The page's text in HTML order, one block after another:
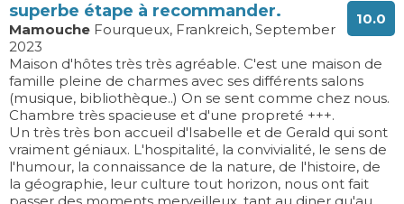
10.0
superbe étape à recommander.
Mamouche Fourqueux, Frankreich, September
2023
Maison d'hôtes très très agréable. C'est une maison de
famille pleine de charmes avec ses différents salons
(musique, bibliothèque..) On se sent comme chez nous.
Chambre très spacieuse et d'une propreté +++.
Un très très bon accueil d'Isabelle et de Gerald qui sont
vraiment géniaux. L'hospitalité, la convivialité, le sens de
l'humour, la connaissance de la nature, de l'histoire, de
la géographie, leur culture tout horizon, nous ont fait